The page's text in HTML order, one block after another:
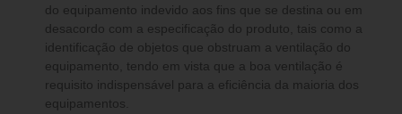
do equipamento indevido aos fins que se destina ou em
desacordo com a especificação do produto, tais como a
identificação de objetos que obstruam a ventilação do
equipamento, tendo em vista que a boa ventilação é
requisito indispensável para a eficiência da maioria dos
equipamentos.